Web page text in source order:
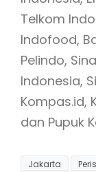
Telkom
Indofood,
Pelindo,
Indonesia,
Kompas.id,
dan Pupuk
Jakarta